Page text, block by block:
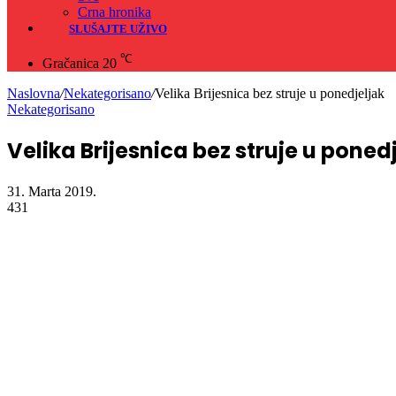
Crna hronika
SLUŠAJTE UŽIVO
Gračanica 20 ℃
Naslovna/Nekategorisano/Velika Brijesnica bez struje u ponedjeljak
Nekategorisano
Velika Brijesnica bez struje u
31. Marta 2019.
431